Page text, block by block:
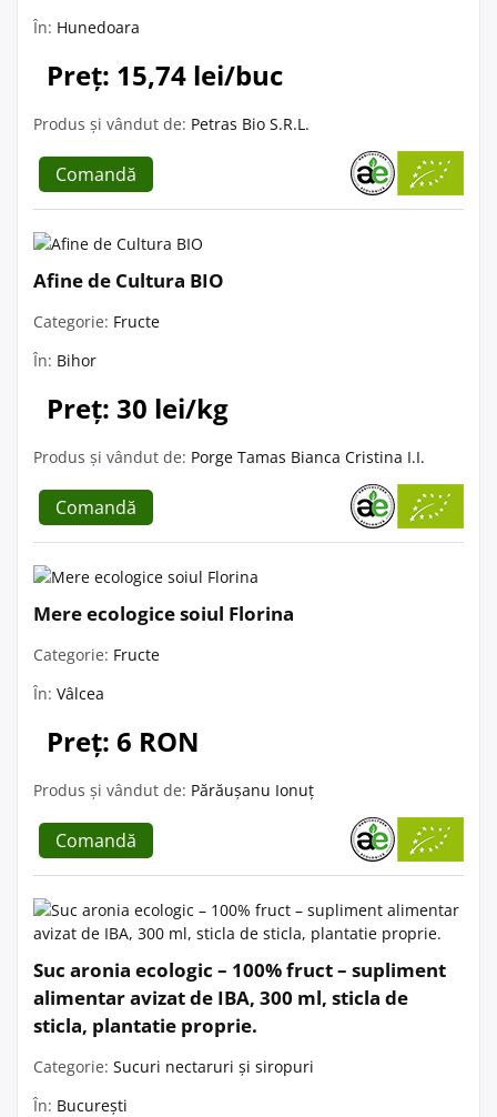
În: Hunedoara
Preț: 15,74 lei/buc
Produs și vândut de: Petras Bio S.R.L.
Comandă
Afine de Cultura BIO
Categorie: Fructe
În: Bihor
Preț: 30 lei/kg
Produs și vândut de: Porge Tamas Bianca Cristina I.I.
Comandă
Mere ecologice soiul Florina
Categorie: Fructe
În: Vâlcea
Preț: 6 RON
Produs și vândut de: Părăușanu Ionuț
Comandă
Suc aronia ecologic – 100% fruct – supliment
alimentar avizat de IBA, 300 ml, sticla de
sticla, plantatie proprie.
Categorie: Sucuri nectaruri și siropuri
În: București